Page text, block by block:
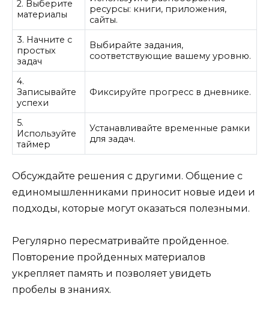
2. Выберите
материалы
ресурсы: книги, приложения,
сайты.
3. Начните с
простых
задач
Выбирайте задания,
соответствующие вашему уровню.
4.
Записывайте
успехи
Фиксируйте прогресс в дневнике.
5.
Используйте
таймер
Устанавливайте временные рамки
для задач.
Обсуждайте решения с другими. Общение с
единомышленниками приносит новые идеи и
подходы, которые могут оказаться полезными.
Регулярно пересматривайте пройденное.
Повторение пройденных материалов
укрепляет память и позволяет увидеть
пробелы в знаниях.